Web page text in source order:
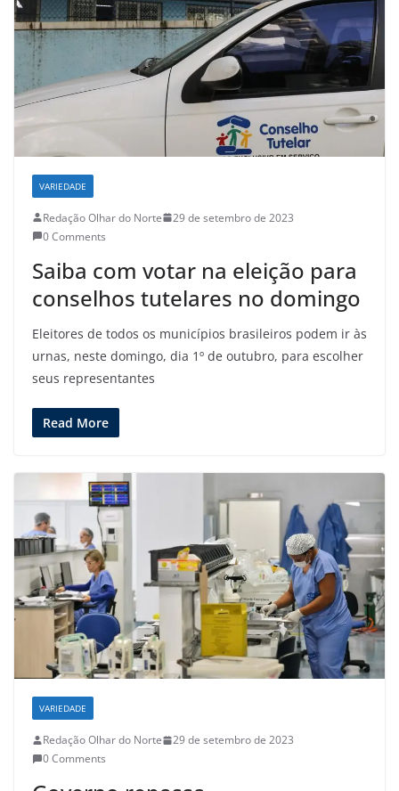
VARIEDADE
Redação Olhar do Norte
29 de setembro de 2023
0 Comments
Saiba com votar na eleição para
conselhos tutelares no domingo
Eleitores de todos os municípios brasileiros podem ir às
urnas, neste domingo, dia 1º de outubro, para escolher
seus representantes
Read More
VARIEDADE
Redação Olhar do Norte
29 de setembro de 2023
0 Comments